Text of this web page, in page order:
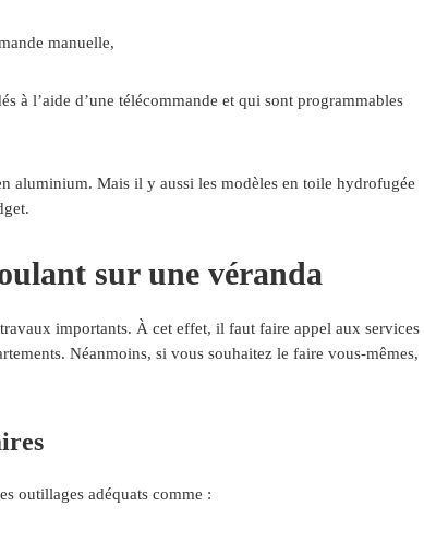
manuelle,
à l’aide d’une télécommande et qui sont programmables
aluminium. Mais il y aussi les modèles en toile hydrofugée
sur une véranda
importants. À cet effet, il faut faire appel aux services
Néanmoins, si vous souhaitez le faire vous-mêmes,
outillages adéquats comme :